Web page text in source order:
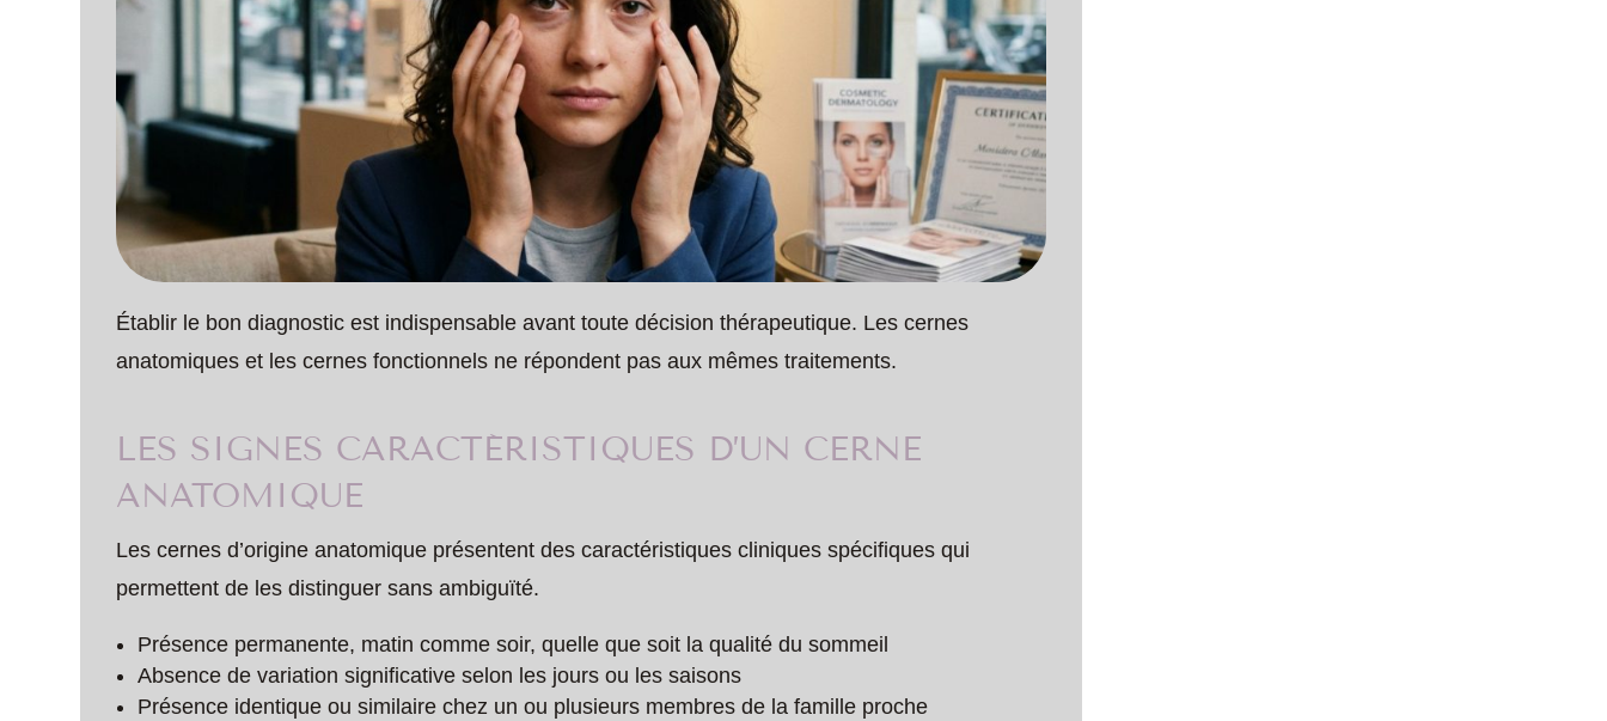
Établir le bon diagnostic est indispensable avant toute décision thérapeutique. Les cernes
anatomiques et les cernes fonctionnels ne répondent pas aux mêmes traitements.
LES SIGNES CARACTÉRISTIQUES D’UN CERNE
ANATOMIQUE
Les cernes d’origine anatomique présentent des caractéristiques cliniques spécifiques qui
permettent de les distinguer sans ambiguïté.
Présence permanente, matin comme soir, quelle que soit la qualité du sommeil
Absence de variation significative selon les jours ou les saisons
Présence identique ou similaire chez un ou plusieurs membres de la famille proche